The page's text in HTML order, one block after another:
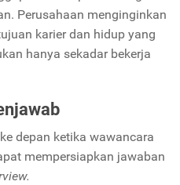
Perusahaan menginginkan
karier dan hidup yang
hanya sekadar bekerja
depan ketika wawancara
mempersiapkan jawaban